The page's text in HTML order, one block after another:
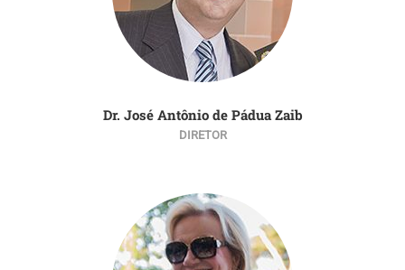
Dr. José Antônio de Pádua Zaib
DIRETOR